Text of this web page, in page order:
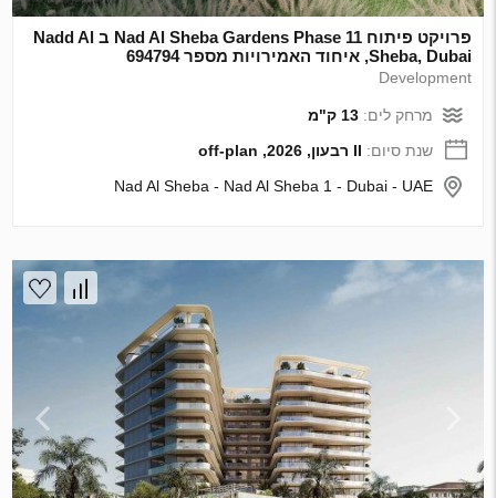
פרויקט פיתוח Nad Al Sheba Gardens Phase 11 ב Nadd Al
Sheba, Dubai, איחוד האמירויות מספר 694794
Development
מרחק לים:13 ק"מ
שנת סיום: II רבעון, 2026, off-plan
Nad Al Sheba - Nad Al Sheba 1 - Dubai - UAE